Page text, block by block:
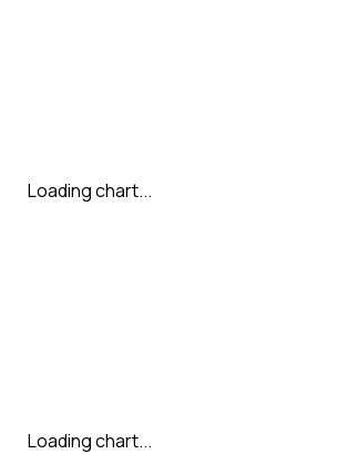
Loading chart...
Loading chart...